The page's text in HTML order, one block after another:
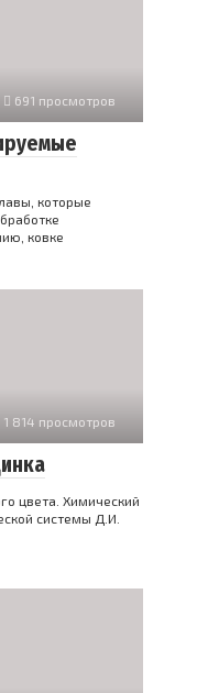
691 просмотров
которые
ковке
1 814 просмотров
цвета. Химический
системы Д.И.